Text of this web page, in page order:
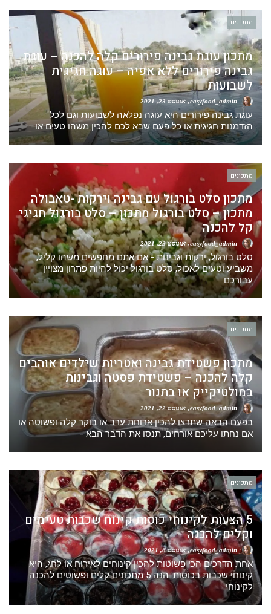
מתכונים
מתכון עוגת גבינה פירורים קלה להכנה – עוגת
גבינה פירורים ללא אפיה – עוגה חגיגית
לשבועות
אוגוסט 23, 2021
עוגת גבינה פירורים היא עוגה נפלאה לשבועות וגם לכל
הזדמנות חגיגית או כל פעם שבא לכם להכין משהו טעים או
מתכונים
מתכון סלט בורגול עם גבינה וירקות -טאבולה
מתכון – סלט בורגול מתכון – סלט בורגול חגיגי
קל להכנה
אוגוסט 23, 2021
סלט בורגול, ירקות וגבינות - אם אתם מחפשים משהו קליל,
משביע וטעים לאכול, סלט בורגול יכול להיות פתרון מצויין
עבורכם.
מתכונים
מתכון פשטידת גבינה ואטריות שילדים אוהבים
קלה להכנה – פשטידת פסטה וגבינות
במולטיקייק או בתנור
אוגוסט 22, 2021
בפעם הבאה שתרצו להכין ארוחת ערב או בוקר קלה ופשוטה או
אם נחתו עליכם אורחים, תנסו את הדבר הבא -
מתכונים
5 הצעות לקינוחי כוסות קינוח שכבות טעימים
וקלים להכנה
easyfood_admin אוגוסט 6, 2021
אחת הדרכים הכי פשוטות להכין קינוחים לאירוח או לחג, היא
קינוחי שכבות בכוסות. הנה 5 מתכונים קלים ופשוטים להכנה
לקינוחי